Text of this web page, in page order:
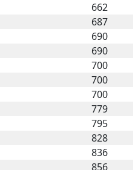
662
687
690
690
700
700
700
779
795
828
836
856